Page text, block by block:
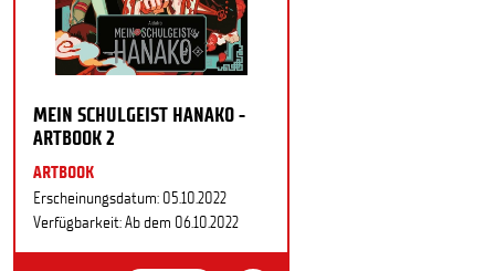
MEIN SCHULGEIST HANAKO -
ARTBOOK 2
ARTBOOK
Erscheinungsdatum: 05.10.2022
Verfügbarkeit: Ab dem 06.10.2022